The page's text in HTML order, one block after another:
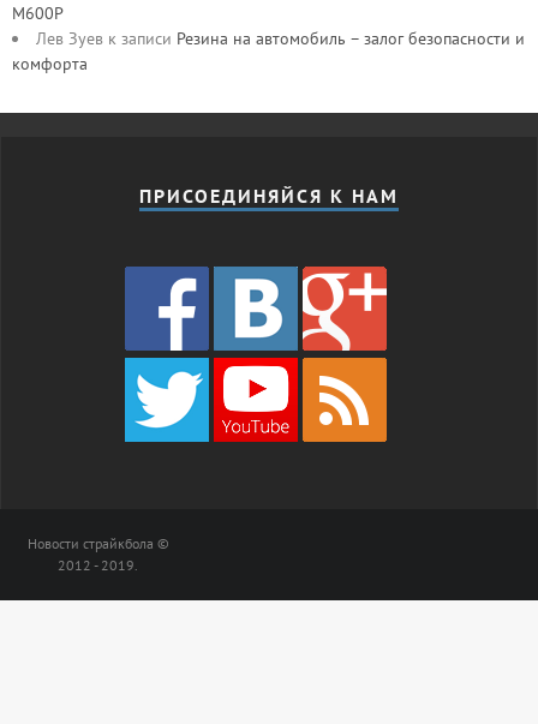
M600P
Лев Зуев к записи Резина на автомобиль – залог безопасности и
комфорта
ПРИСОЕДИНЯЙСЯ К НАМ
Новости страйкбола ©
2012 - 2019.